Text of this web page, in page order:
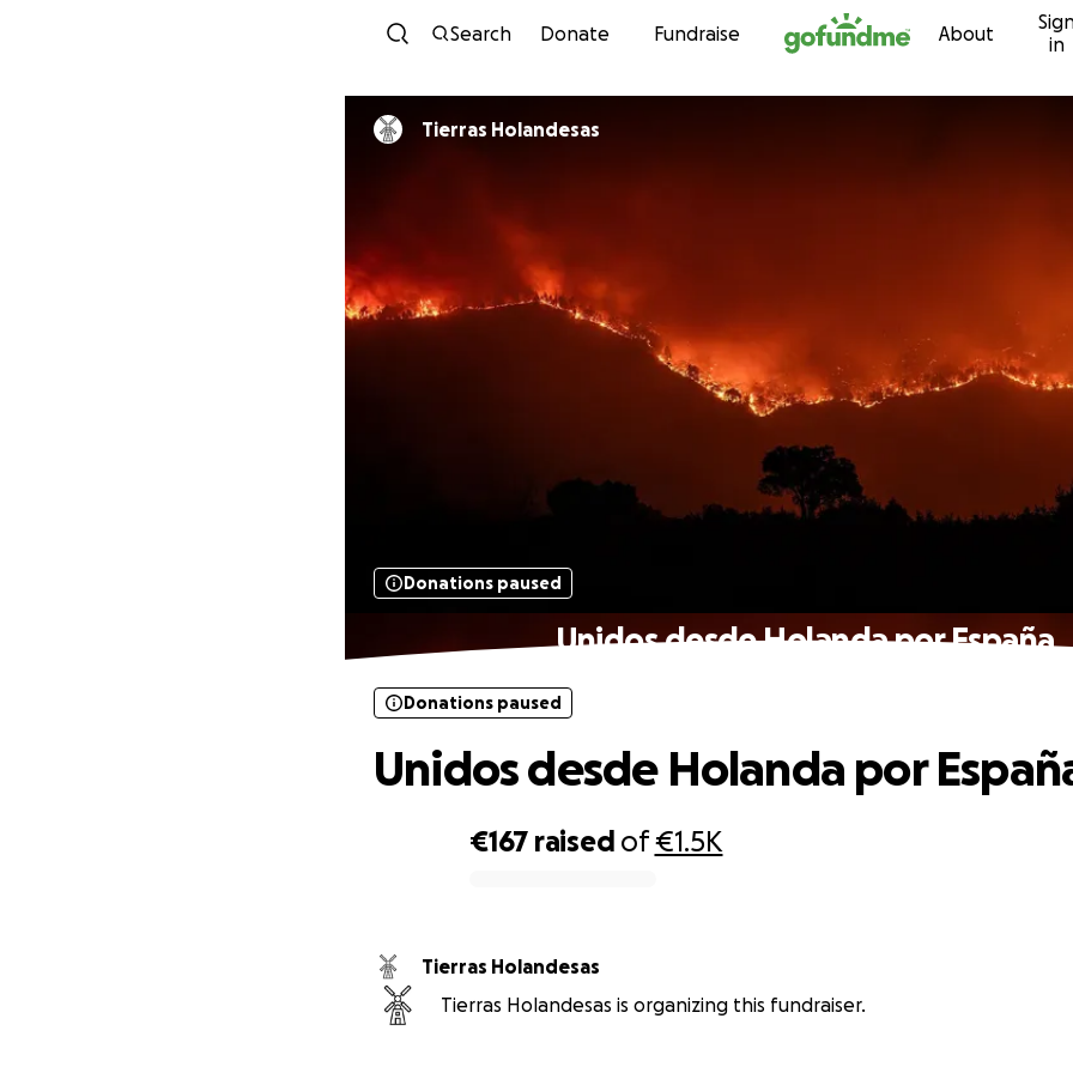
Skip to content
Search Donate Fundraise About
in
Tierras Holandesas
Donations paused
Unidos desde Holanda por España
€167 raised of€1.5K
Donations paused
Unidos desde Holanda por
Tierras Holandesas
Tierras Holandesas is organizing this fundraiser.